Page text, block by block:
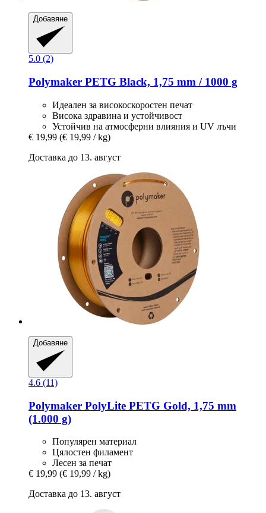
Добавяне
5.0 (2)
Polymaker PETG Black, 1,75 mm / 1000 g
Идеален за високоскоростен печат
Висока здравина и устойчивост
Устойчив на атмосферни влияния и UV лъчи
€ 19,99 (€ 19,99 / kg)
Доставка до 13. август
Добавяне
4.6 (11)
Polymaker PolyLite PETG Gold, 1,75 mm
(1.000 g)
Популярен материал
Цялостен филамент
Лесен за печат
€ 19,99 (€ 19,99 / kg)
Доставка до 13. август